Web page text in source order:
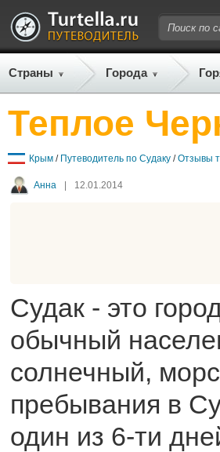
Страны Города
Теплое
Крым / Путеводитель по Судаку /Отзывы
Анна | 12.01.2014
Судак - это
обычный
солнечный,
пребывания в
один из 6-ти